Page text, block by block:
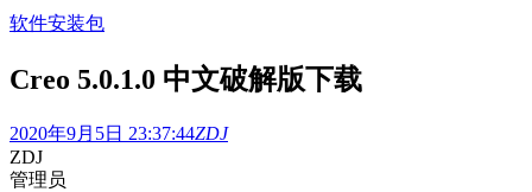
软件安装包
Creo 5.0.1.0 中文破解版下载
2020年9月5日 23:37:44ZDJ
ZDJ
管理员